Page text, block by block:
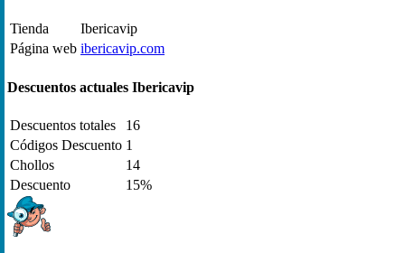
Tienda
Ibericavip
Página web ibericavip.com
Descuentos actuales Ibericavip
Descuentos totales
16
Códigos Descuento 1
Chollos
14
Descuento
15%